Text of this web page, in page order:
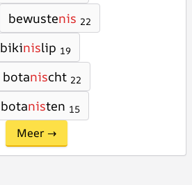
bewustenis 22
bikinislip 19
botanischt 22
botanisten 15
Meer →